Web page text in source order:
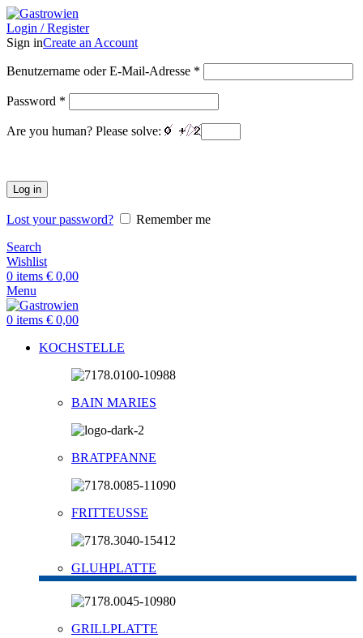
Login / Register
Sign inCreate an Account
Benutzername oder E-Mail-Adresse *
Password *
Are you human? Please solve:
Log in
Lost your password?
Remember me
Search
Wishlist
0 items € 0,00
Menu
0 items € 0,00
KOCHSTELLE
BAIN MARIES
BRATPFANNE
FRITTEUSSE
GLUHPLATTE
GRILLPLATTE